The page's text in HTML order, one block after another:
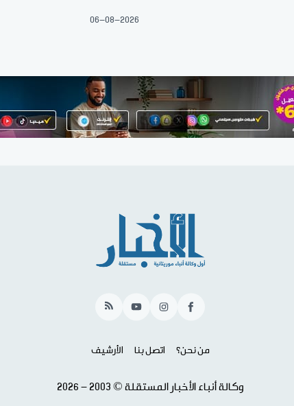
06-08-2026
Facebook
Instagram
YouTube
RSS
من نحن؟ اتصل بنا الأرشيف
وكالة أنباء الأخبار المستقلة © 2003 - 2026